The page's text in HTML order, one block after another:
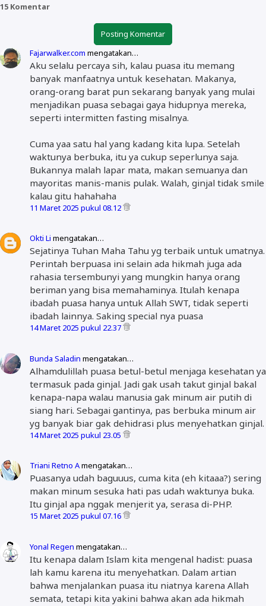
15 Komentar
Posting Komentar
Fajarwalker.com mengatakan…
Aku selalu percaya sih, kalau puasa itu memang
banyak manfaatnya untuk kesehatan. Makanya,
orang-orang barat pun sekarang banyak yang mulai
menjadikan puasa sebagai gaya hidupnya mereka,
seperti intermitten fasting misalnya.
Cuma yaa satu hal yang kadang kita lupa. Setelah
waktunya berbuka, itu ya cukup seperlunya saja.
Bukannya malah lapar mata, makan semuanya dan
mayoritas manis-manis pulak. Walah, ginjal tidak smile
kalau gitu hahahaha
11 Maret 2025 pukul 08.12
Okti Li mengatakan…
Sejatinya Tuhan Maha Tahu yg terbaik untuk umatnya.
Perintah berpuasa ini selain ada hikmah juga ada
rahasia tersembunyi yang mungkin hanya orang
beriman yang bisa memahaminya. Itulah kenapa
ibadah puasa hanya untuk Allah SWT, tidak seperti
ibadah lainnya. Saking special nya puasa
14 Maret 2025 pukul 22.37
Bunda Saladin mengatakan…
Alhamdulillah puasa betul-betul menjaga kesehatan ya
termasuk pada ginjal. Jadi gak usah takut ginjal bakal
kenapa-napa walau manusia gak minum air putih di
siang hari. Sebagai gantinya, pas berbuka minum air
yg banyak biar gak dehidrasi plus menyehatkan ginjal.
14 Maret 2025 pukul 23.05
Triani Retno Amengatakan…
Puasanya udah baguuus, cuma kita (eh kitaaa?) sering
makan minum sesuka hati pas udah waktunya buka.
Itu ginjal apa nggak menjerit ya, serasa di-PHP.
15 Maret 2025 pukul 07.16
Yonal Regen mengatakan…
Itu kenapa dalam Islam kita mengenal hadist: puasa
lah kamu karena itu menyehatkan. Dalam artian
bahwa menjalankan puasa itu niatnya karena Allah
semata, tetapi kita yakini bahwa akan ada hikmah